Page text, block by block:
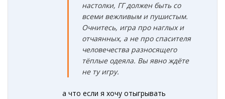
настолки, ГГ должен быть со
всеми вежливым и пушистым.
Очнитесь, игра про наглых и
отчаянных, а не про спасителя
человечества разносящего
тёплые одеяла. Вы явно ждёте
не ту игру.
а что если я хочу отыгрывать